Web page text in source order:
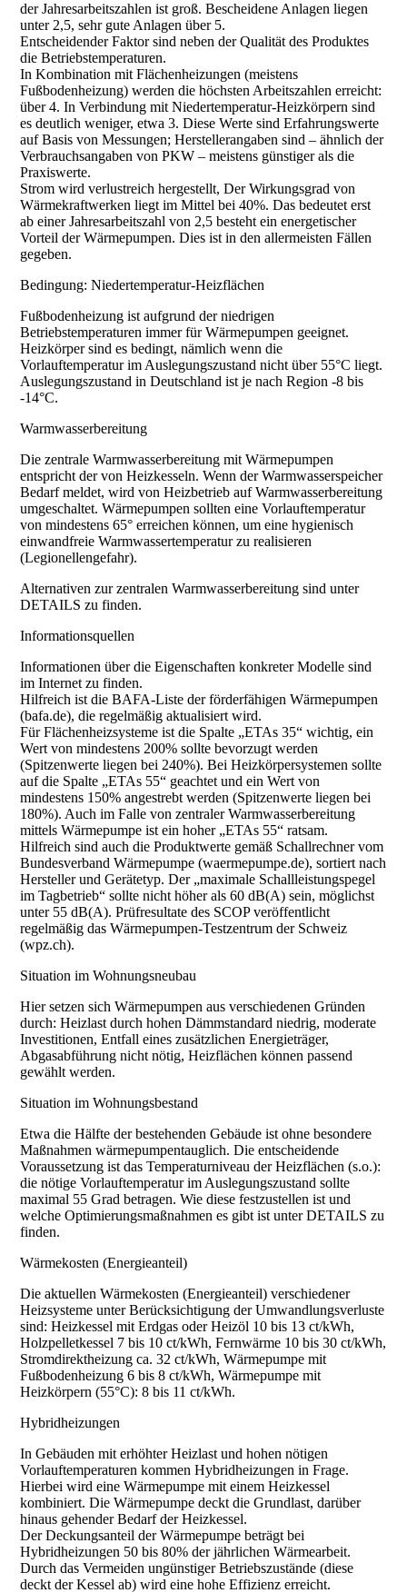
der Jahresarbeitszahlen ist groß. Bescheidene Anlagen liegen
unter 2,5, sehr gute Anlagen über 5.
Entscheidender Faktor sind neben der Qualität des Produktes
die Betriebstemperaturen.
In Kombination mit Flächenheizungen (meistens
Fußbodenheizung) werden die höchsten Arbeitszahlen erreicht:
über 4. In Verbindung mit Niedertemperatur-Heizkörpern sind
es deutlich weniger, etwa 3. Diese Werte sind Erfahrungswerte
auf Basis von Messungen; Herstellerangaben sind – ähnlich der
Verbrauchsangaben von PKW – meistens günstiger als die
Praxiswerte.
Strom wird verlustreich hergestellt, Der Wirkungsgrad von
Wärmekraftwerken liegt im Mittel bei 40%. Das bedeutet erst
ab einer Jahresarbeitszahl von 2,5 besteht ein energetischer
Vorteil der Wärmepumpen. Dies ist in den allermeisten Fällen
gegeben.
Bedingung: Niedertemperatur-Heizflächen
Fußbodenheizung ist aufgrund der niedrigen
Betriebstemperaturen immer für Wärmepumpen geeignet.
Heizkörper sind es bedingt, nämlich wenn die
Vorlauftemperatur im Auslegungszustand nicht über 55°C liegt.
Auslegungszustand in Deutschland ist je nach Region -8 bis
-14°C.
Warmwasserbereitung
Die zentrale Warmwasserbereitung mit Wärmepumpen
entspricht der von Heizkesseln. Wenn der Warmwasserspeicher
Bedarf meldet, wird von Heizbetrieb auf Warmwasserbereitung
umgeschaltet. Wärmepumpen sollten eine Vorlauftemperatur
von mindestens 65° erreichen können, um eine hygienisch
einwandfreie Warmwassertemperatur zu realisieren
(Legionellengefahr).
Alternativen zur zentralen Warmwasserbereitung sind unter
DETAILS zu finden.
Informationsquellen
Informationen über die Eigenschaften konkreter Modelle sind
im Internet zu finden.
Hilfreich ist die BAFA-Liste der förderfähigen Wärmepumpen
(bafa.de), die regelmäßig aktualisiert wird.
Für Flächenheizsysteme ist die Spalte „ETAs 35“ wichtig, ein
Wert von mindestens 200% sollte bevorzugt werden
(Spitzenwerte liegen bei 240%). Bei Heizkörpersystemen sollte
auf die Spalte „ETAs 55“ geachtet und ein Wert von
mindestens 150% angestrebt werden (Spitzenwerte liegen bei
180%). Auch im Falle von zentraler Warmwasserbereitung
mittels Wärmepumpe ist ein hoher „ETAs 55“ ratsam.
Hilfreich sind auch die Produktwerte gemäß Schallrechner vom
Bundesverband Wärmepumpe (waermepumpe.de), sortiert nach
Hersteller und Gerätetyp. Der „maximale Schallleistungspegel
im Tagbetrieb“ sollte nicht höher als 60 dB(A) sein, möglichst
unter 55 dB(A). Prüfresultate des SCOP veröffentlicht
regelmäßig das Wärmepumpen-Testzentrum der Schweiz
(wpz.ch).
Situation im Wohnungsneubau
Hier setzen sich Wärmepumpen aus verschiedenen Gründen
durch: Heizlast durch hohen Dämmstandard niedrig, moderate
Investitionen, Entfall eines zusätzlichen Energieträger,
Abgasabführung nicht nötig, Heizflächen können passend
gewählt werden.
Situation im Wohnungsbestand
Etwa die Hälfte der bestehenden Gebäude ist ohne besondere
Maßnahmen wärmepumpentauglich. Die entscheidende
Voraussetzung ist das Temperaturniveau der Heizflächen (s.o.):
die nötige Vorlauftemperatur im Auslegungszustand sollte
maximal 55 Grad betragen. Wie diese festzustellen ist und
welche Optimierungsmaßnahmen es gibt ist unter DETAILS zu
finden.
Wärmekosten (Energieanteil)
Die aktuellen Wärmekosten (Energieanteil) verschiedener
Heizsysteme unter Berücksichtigung der Umwandlungsverluste
sind: Heizkessel mit Erdgas oder Heizöl 10 bis 13 ct/kWh,
Holzpelletkessel 7 bis 10 ct/kWh, Fernwärme 10 bis 30 ct/kWh,
Stromdirektheizung ca. 32 ct/kWh, Wärmepumpe mit
Fußbodenheizung 6 bis 8 ct/kWh, Wärmepumpe mit
Heizkörpern (55°C): 8 bis 11 ct/kWh.
Hybridheizungen
In Gebäuden mit erhöhter Heizlast und hohen nötigen
Vorlauftemperaturen kommen Hybridheizungen in Frage.
Hierbei wird eine Wärmepumpe mit einem Heizkessel
kombiniert. Die Wärmepumpe deckt die Grundlast, darüber
hinaus gehender Bedarf der Heizkessel.
Der Deckungsanteil der Wärmepumpe beträgt bei
Hybridheizungen 50 bis 80% der jährlichen Wärmearbeit.
Durch das Vermeiden ungünstiger Betriebszustände (diese
deckt der Kessel ab) wird eine hohe Effizienz erreicht.